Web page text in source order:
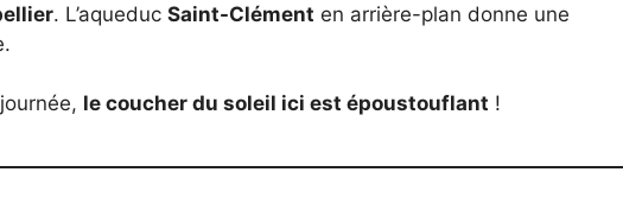
. L’aqueduc Saint-Clément en arrière-plan donne une
le coucher du soleil ici est époustouflant !